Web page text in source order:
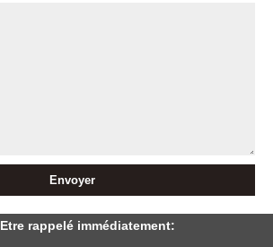
Etre rappelé immédiatement: